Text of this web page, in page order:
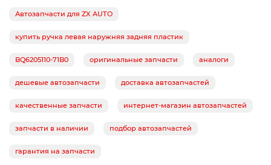
Автозапчасти для ZX AUTO
купить ручка левая наружняя задняя пластик
BQ6205110-71B0 оригинальные запчасти аналоги
дешевые автозапчасти доставка автозапчастей
качественные запчасти интернет-магазин автозапчастей
запчасти в наличии подбор автозапчастей
гарантия на запчасти